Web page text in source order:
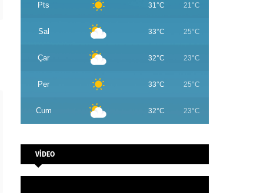
Pts 31°C 21°C
Sal 33°C 25°C
Çar 32°C 23°C
Per 33°C 25°C
Cum 32°C 23°C
VİDEO